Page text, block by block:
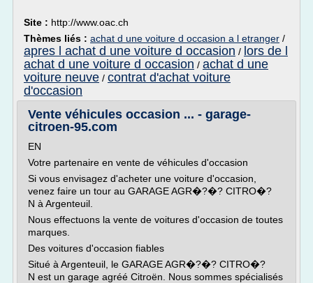
Site : http://www.oac.ch
Thèmes liés : achat d une voiture d occasion a l etranger /
apres l achat d une voiture d occasion / lors de l
achat d une voiture d occasion / achat d une
voiture neuve / contrat d'achat voiture
d'occasion
Vente véhicules occasion ... - garage-
citroen-95.com
EN
Votre partenaire en vente de véhicules d'occasion
Si vous envisagez d'acheter une voiture d'occasion,
venez faire un tour au GARAGE AGR�?�? CITRO�?
N à Argenteuil.
Nous effectuons la vente de voitures d'occasion de toutes
marques.
Des voitures d'occasion fiables
Situé à Argenteuil, le GARAGE AGR�?�? CITRO�?
N est un garage agréé Citroën. Nous sommes spécialisés